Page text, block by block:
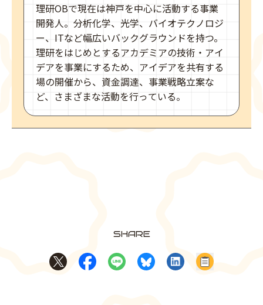
理研OBで現在は神戸を中心に活動する事業
開発人。分析化学、光学、バイオテクノロジ
ー、ITなど幅広いバックグラウンドを持つ。
理研をはじめとするアカデミアの技術・アイ
デアを事業にするため、アイデアを共有する
場の開催から、資金調達、事業戦略立案な
ど、さまざまな活動を行っている。
SHARE